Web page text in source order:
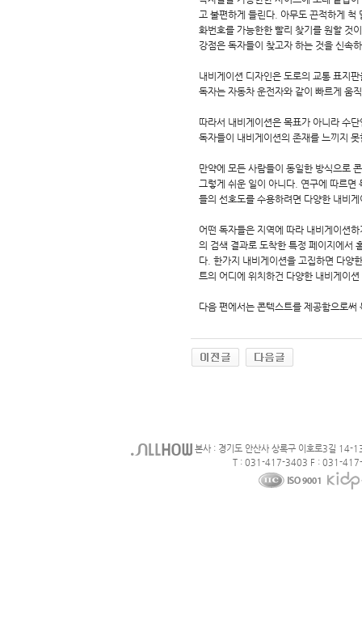
고 불편하게 들린다. 아무도 끈적하게 척
화번호를 가능한한 빨리 찾기를 원할 것
강점은 독자들이 찾고자 하는 것을 신속
내비게이션 디자인은 도로의 교통 표지
독자는 자동차 운전자와 같이 빠르게 움
따라서 내비게이션은 목표가 아니라 수
독자들이 내비게이션의 존재를 느끼지
만약에 모든 사람들이 동일한 방식으로
그렇게 쉬운 일이 아니다. 연구에 따르면
들의 선호도를 수용하려면 다양한 내비
어떤 독자들은 지역에 따라 내비게이션
의 검색 결과로 도착한 특정 페이지에서
다. 한가지 내비게이션을 고집하면 다양
트의 어디에 위치하건 다양한 내비게이
다음 편에서는 콘텍스트를 제공함으로
본사 : 경기도 안산사 상록구 이호로3길 14-
T : 031-417-3403 F : 031-